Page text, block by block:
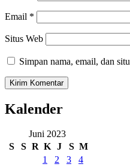
Email *
Situs Web
Simpan nama, email, dan
Kalender
Juni 2023
S
S R K J S M
1
2 3
4